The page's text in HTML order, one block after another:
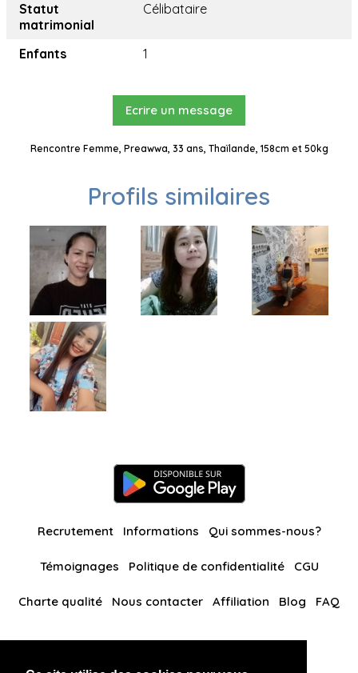
Statut
matrimonial
Célibataire
Enfants 1
Ecrire un message
Rencontre Femme, Preawwa, 33 ans, Thaïlande, 158cm et 50kg
Profils similaires
Recrutement Informations Qui sommes-nous?
Témoignages Politique de confidentialité CGU
Charte qualité Nous contacter Affiliation Blog FAQ